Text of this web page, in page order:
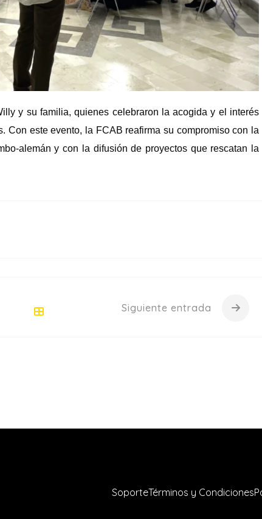
y su familia, quienes celebraron la acogida y el interés
Con este evento, la FCAB reafirma su compromiso con la
alemán y con la difusión de proyectos que rescatan la
Siguiente entrada
SoporteTérminos y Condiciones